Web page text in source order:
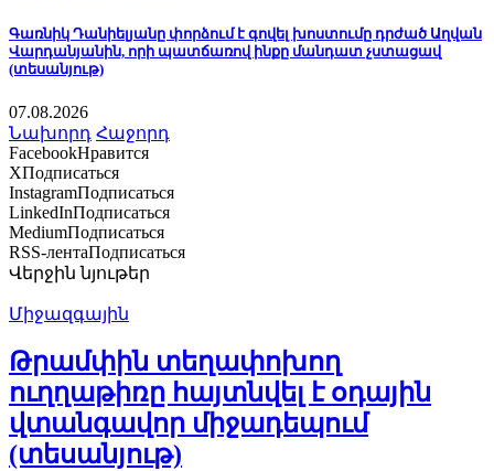
Գառնիկ Դանիելյանը փորձում է գովել խոստումը դրժած Աղվան
Վարդանյանին, որի պատճառով ինքը մանդատ չստացավ
(տեսանյութ)
07.08.2026
Նախորդ Հաջորդ
FacebookНравится
XПодписаться
InstagramПодписаться
LinkedInПодписаться
MediumПодписаться
RSS-лентаПодписаться
Վերջին նյութեր
Միջազգային
Թրամփին տեղափոխող
ուղղաթիռը հայտնվել է օդային
վտանգավոր միջադեպում
(տեսանյութ)